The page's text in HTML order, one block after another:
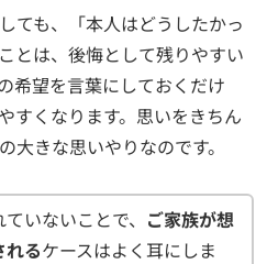
ても、「本人はどうしたかっ
とは、後悔として残りやすい
希望を言葉にしておくだけ
すくなります。思いをきちん
大きな思いやりなのです。
いないことで、 ご家族が想
るケースはよく耳にしま